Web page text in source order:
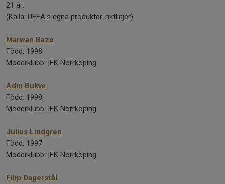
21 år.
(Källa: UEFA:s egna produkter-riktlinjer)
Marwan Baze
Född: 1998
Moderklubb: IFK Norrköping
Adin Bukva
Född: 1998
Moderklubb: IFK Norrköping
Julius Lindgren
Född: 1997
Moderklubb: IFK Norrköping
Filip Dagerstål